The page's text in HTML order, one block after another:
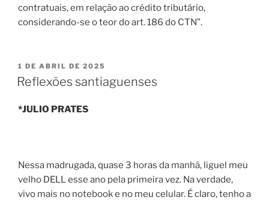
contratuais, em relação ao crédito tributário,
considerando-se o teor do art. 186 do CTN”.
PUBLICADO
EM
1 DE ABRIL DE 2025
Reflexões santiaguenses
*JULIO PRATES
Nessa madrugada, quase 3 horas da manhã, liguel meu
velho DELL esse ano pela primeira vez. Na verdade,
vivo mais no notebook e no meu celular. É claro, tenho a